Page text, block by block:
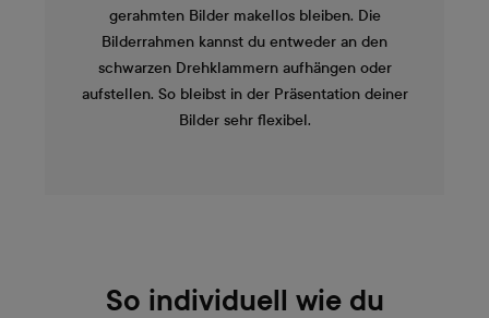
gerahmten Bilder makellos bleiben. Die
Bilderrahmen kannst du entweder an den
schwarzen Drehklammern aufhängen oder
aufstellen. So bleibst in der Präsentation deiner
Bilder sehr flexibel.
So individuell wie du